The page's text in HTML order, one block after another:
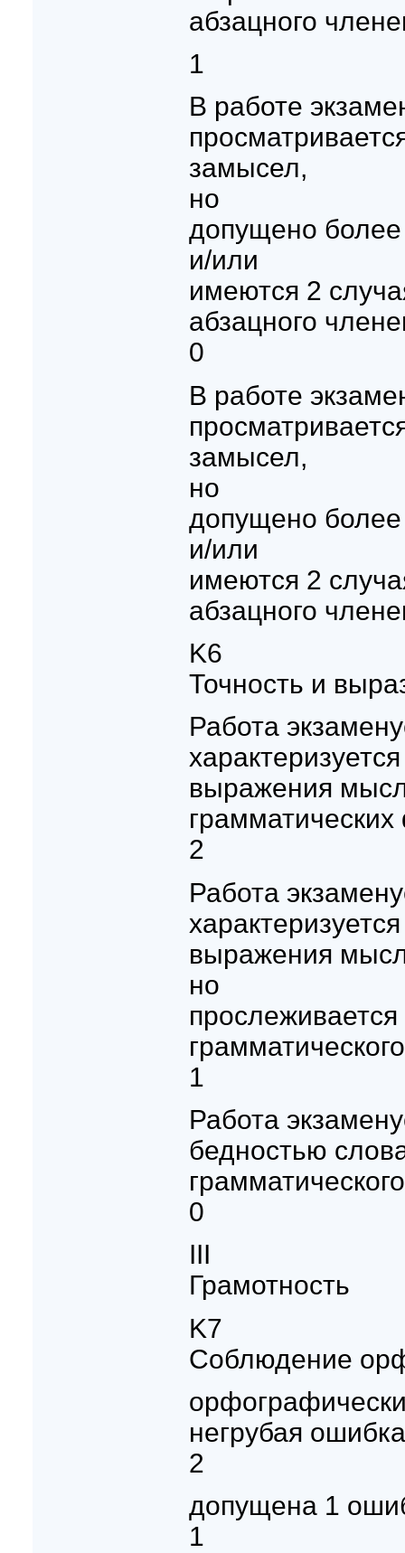
абзацного
1
В работе
замысел,
но
допущено более
и/или
имеются 2
абзацного
0
В работе
замысел,
но
допущено
и/или
имеются 2
абзацного
K6
Точность и
Работа
выражения
2
Работа
выражения
но
1
Работа
бедностью
0
III
Грамотность
K7
Соблюдение
негрубая
2
допущена 1
1